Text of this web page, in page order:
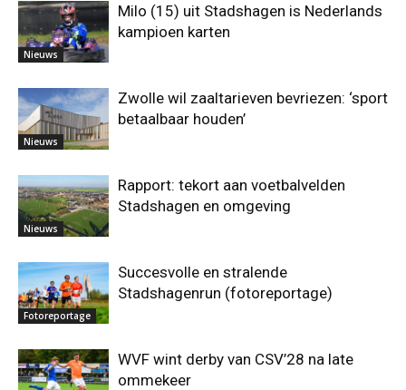
Nieuws
Milo (15) uit Stadshagen is Nederlands
kampioen karten
Nieuws
Zwolle wil zaaltarieven bevriezen: ‘sport
betaalbaar houden’
Nieuws
Rapport: tekort aan voetbalvelden
Stadshagen en omgeving
Fotoreportage
Succesvolle en stralende
Stadshagenrun (fotoreportage)
WVF wint derby van CSV’28 na late
ommekeer